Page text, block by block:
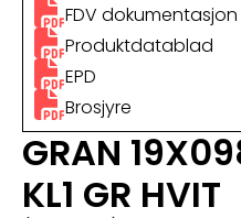
FDV dokumentasjon
Produktdatablad
EPD
Brosjyre
GRAN
KL1 GR HVIT